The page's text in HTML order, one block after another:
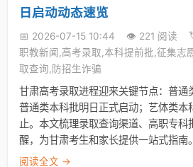
日启动动态速览
📅 2026-07-15 10:44 👁️ 221 阅读
职教新闻,高考录取,本科提前批,征集志
取查询,防招生诈骗
甘肃高考录取进程迎来关键节点：普通
普通类本科批明日正式启动；艺体类本
止。本文梳理录取查询渠道、高职专
醒，为甘肃考生和家长提供一站式指南。
阅读全文 →